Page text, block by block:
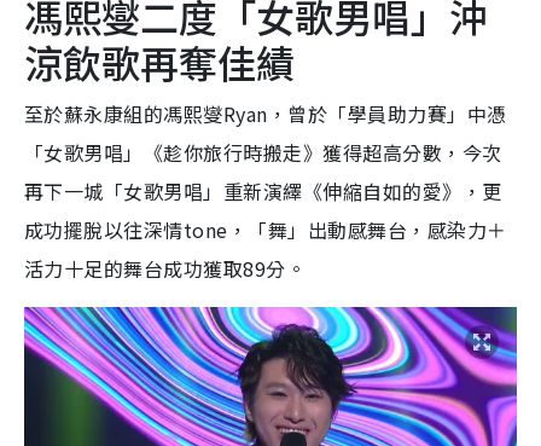
馮熙燮二度「女歌男唱」沖
涼飲歌再奪佳績
至於蘇永康組的馮熙燮Ryan，曾於「學員助力賽」中憑
「女歌男唱」《趁你旅行時搬走》獲得超高分數，今次
再下一城「女歌男唱」重新演繹《伸縮自如的愛》，更
成功擺脫以往深情tone，「舞」出動感舞台，感染力＋
活力十足的舞台成功獲取89分。